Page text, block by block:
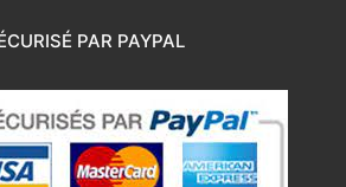
PAR PAYPAL